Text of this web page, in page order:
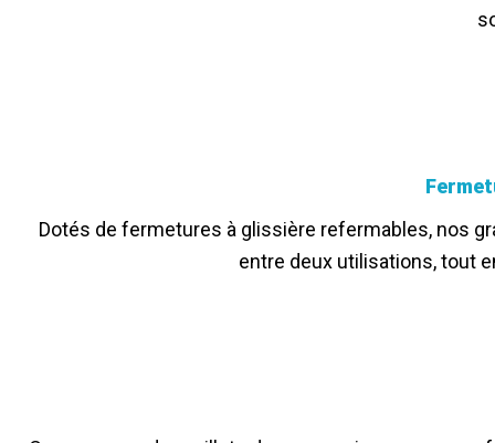
Dotés de fermetures à glissière refermables, nos
entre deux utilisations, tout